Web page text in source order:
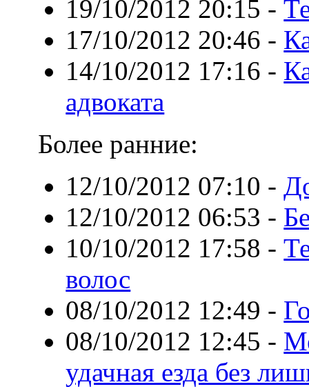
19/10/2012 20:15 -
17/10/2012 20:46 -
14/10/2012 17:16 -
адвоката
Более ранние:
12/10/2012 07:10 -
12/10/2012 06:53 -
10/10/2012 17:58 -
волос
08/10/2012 12:49 -
08/10/2012 12:45 -
удачная езда без